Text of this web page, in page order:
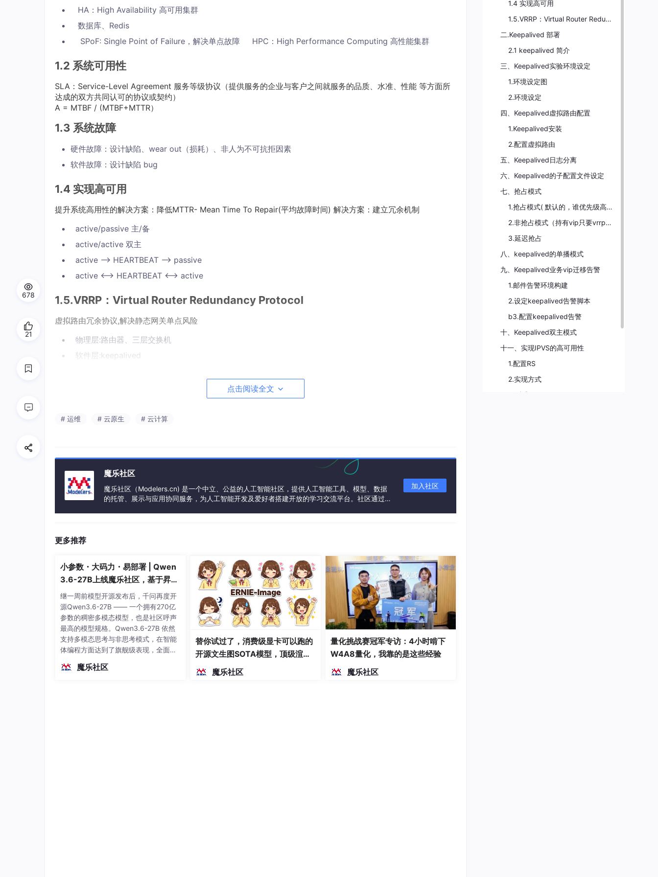
HA：High Availability 高可用集群
数据库、Redis
SPoF: Single Point of Failure，解决单点故障 HPC：High Performance Computing 高性能集群
1.2 系统可用性
SLA：Service-Level Agreement 服务等级协议（提供服务的企业与客户之间就服务的品质、水准、性能 等方面所
达成的双方共同认可的协议或契约）
A = MTBF / (MTBF+MTTR）
1.3 系统故障
硬件故障：设计缺陷、wear out（损耗）、非人为不可抗拒因素
软件故障：设计缺陷 bug
1.4 实现高可用
提升系统高用性的解决方案：降低MTTR- Mean Time To Repair(平均故障时间) 解决方案：建立冗余机制
active/passive 主/备
active/active 双主
active --> HEARTBEAT --> passive
active <--> HEARTBEAT <--> active
1.5.VRRP：Virtual Router Redundancy Protocol
虚拟路由冗余协议,解决静态网关单点风险
物理层:路由器、三层交换机
软件层:keepalived
虚拟路由器标识：VRID(0-255)，唯一标识虚拟路由器
master：主设备
backup：备用设备
1.5.2 VRRP
通告：心跳，优先级等；周期性
工作方式：抢占式，非抢占式
安全认证：
无认证
简单字符认证：预共享密
MD5
点击阅读全文
# 运维 # 云原生 # 云计算
魔乐社区
魔乐社区（Modelers.cn) 是一个中立、公益的人工智能社区，提供人工智能工具、模型、数据
的托管、展示与应用协同服务，为人工智能开发及爱好者搭建开放的学习交流平台。社区通过理
加入社区
更多推荐
小参数・大码力・易部署 | Qwen
3.6-27B上线魔乐社区，基于昇腾
的部署教程来了
继一周前模型开源发布后，千问再度开
源Qwen3.6-27B —— 一个拥有270亿
参数的稠密多模态模型，也是社区呼声
最高的模型规格。Qwen3.6-27B 依然
支持多模态思考与非思考模式，在智能
体编程方面达到了旗舰级表现，全面超
（总参数397B / 激活参数17B的MoE模
魔乐社区
替你试过了，消费级显卡可以跑的
开源文生图SOTA模型，顶级渲
染、高密度文本绘图
魔乐社区
量化挑战赛冠军专访：4小时啃下
W4A8量化，我靠的是这些经验
魔乐社区
678
21
1.4 实现高可用
1.5.VRRP：Virtual Router Redundancy Protocol
二.Keepalived 部署
2.1 keepalived 简介
三、Keepalived实验环境设定
1.环境设定图
2.环境设定
四、Keepalived虚拟路由配置
1.Keepalived安装
2.配置虚拟路由
五、Keepalived日志分离
六、Keepalived的子配置文件设定
七、抢占模式
1.抢占模式( 默认的，谁优先级高就把vip放到哪里)
2.非抢占模式（持有vip只要vrrp通告正常就不做vip迁移）
3.延迟抢占
八、keepalived的单播模式
九、Keepalived业务vip迁移告警
1.邮件告警环境构建
2.设定keepalived告警脚本
b3.配置keepalived告警
十、Keepalived双主模式
十一、实现IPVS的高可用性
1.配置RS
2.实现方式
3.测试